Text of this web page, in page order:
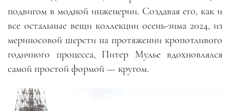
подвигом в модной инженерии. Создавая его, как и
все остальные вещи коллекции осень-зима 2024, из
мериносовой шерсти на протяжении кропотливого
годичного процесса, Питер Мулье вдохновлялся
самой простой формой — кругом.